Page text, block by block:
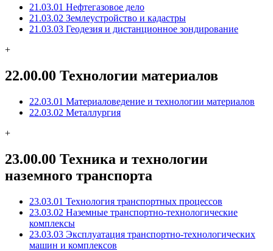
21.03.01 Нефтегазовое дело
21.03.02 Землеустройство и кадастры
21.03.03 Геодезия и дистанционное зондирование
+
22.00.00 Технологии материалов
22.03.01 Материаловедение и технологии материалов
22.03.02 Металлургия
+
23.00.00 Техника и технологии
наземного транспорта
23.03.01 Технология транспортных процессов
23.03.02 Наземные транспортно-технологические
комплексы
23.03.03 Эксплуатация транспортно-технологических
машин и комплексов